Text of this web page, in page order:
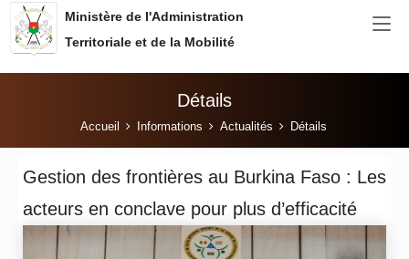
Aller au contenu principal
Ministère de l'Administration
Territoriale et de la Mobilité
Détails
Vous êtes ici:Accueil Informations Actualités Détails
Gestion des frontières au Burkina Faso : Les
acteurs en conclave pour plus d’efficacité